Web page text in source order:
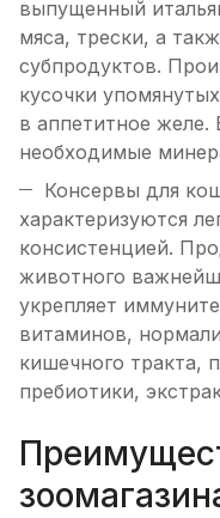
выпущенный
мяса, трески, а
субпродуктов.
кусочки
в аппетитное желе.
необходимые
Консервы для
характеризуются
консистенцией.
животного
укрепляет
витаминов,
кишечного тракта,
пребиотики,